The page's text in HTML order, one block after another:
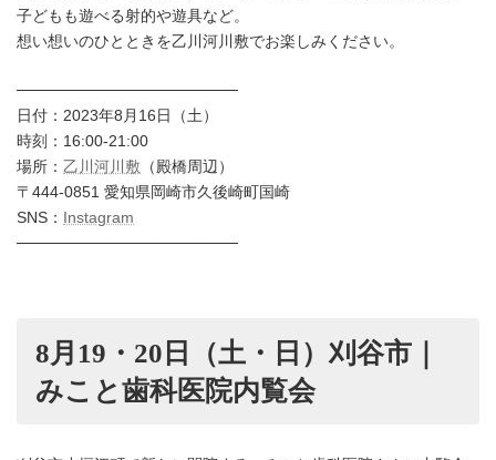
子どもも遊べる射的や遊具など。
想い想いのひとときを乙川河川敷でお楽しみください。
────────────────────
日付：2023年8月16日（土）
時刻：16:00-21:00
場所： 乙川河川敷 （殿橋周辺）
〒444-0851 愛知県岡崎市久後崎町国崎
SNS： Instagram
────────────────────
8月19・20日（土・日）刈谷市｜
みこと歯科医院内覧会